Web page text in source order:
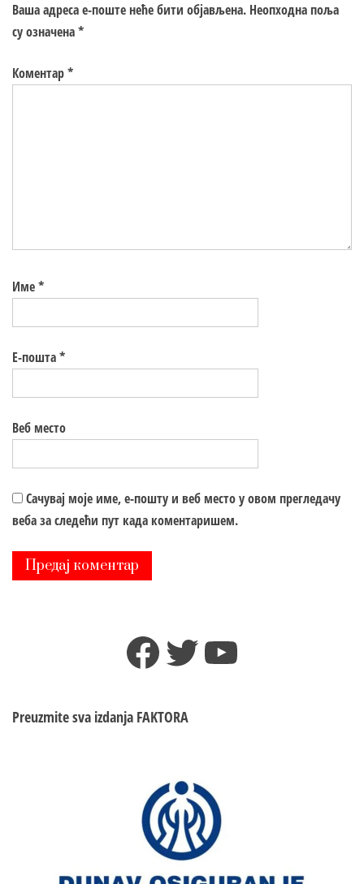
Ваша адреса е-поште неће бити објављена. Неопходна поља
су означена*
Коментар*
Име*
Е-пошта*
Веб место
Сачувај моје име, е-пошту и веб место у овом прегледачу
веба за следећи пут када коментаришем.
Facebook
TwitterYouTube
Preuzmite sva izdanja FAKTORA